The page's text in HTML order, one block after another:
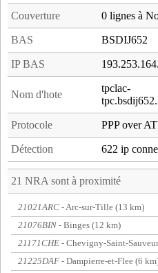
Couverture 0 lignes à
BAS BSDIJ652
IP BAS
Nom d'hote
tpclac-
Protocole PPP over
Détection 622 ip
21 NRA sont à proximité
21021ARC - Arc-sur-Tille (13 km)
21076BIN - Binges (12 km)
21171CHE - Chevigny-Saint-
21225DAF - Dampierre-et-Flee (6